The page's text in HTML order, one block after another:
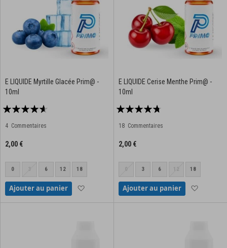
E LIQUIDE Myrtille Glacée Prim@ -
10ml
Notation:
4 Commentaires
2,00 €
0 3 6 12 18
Ajouter au panier Ajouter à la liste d'achats
E LIQUIDE Cerise Menthe Prim@ -
10ml
Notation:
18 Commentaires
2,00 €
0 3 6 12 18
Ajouter au panier